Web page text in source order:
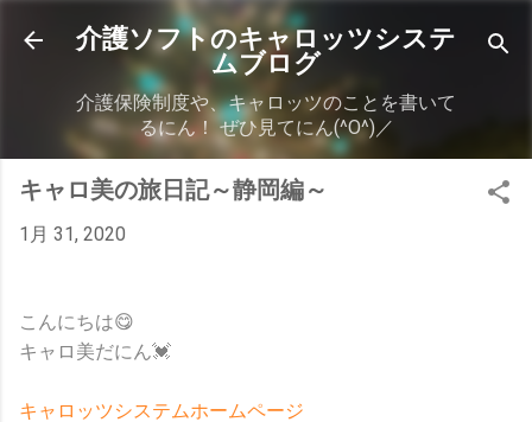
スキップしてメイン コンテンツに移動
介護ソフトのキャロッツシステ
ムブログ
介護保険制度や、キャロッツのことを書いて
るにん！ ぜひ見てにん(^O^)／
キャロ美の旅日記～静岡編～
1月 31, 2020
こんにちは😋
キャロ美だにん💓
キャロッツシステムホームページ